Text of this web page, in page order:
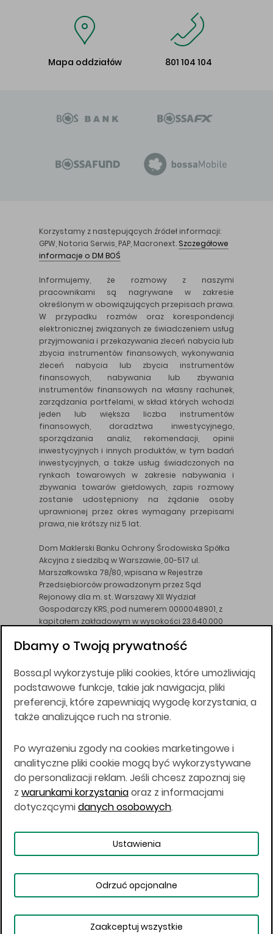
Mapa oddziałów 801 104 104
Korzystamy z następujących źródeł informacji:
GPW, Notoria Serwis, PAP, Macronext. Szczegółowe
informacje o DM BOŚ
Informujemy, że rozmowy z naszymi
pracownikami są nagrywane w zakresie
określonym w obowiązujących przepisach prawa.
W przypadku rozmów oraz korespondencji
elektronicznej związanych ze świadczeniem usług
przyjmowania i przekazywania zleceń nabycia lub
zbycia instrumentów finansowych, wykonywania
zleceń nabycia lub zbycia instrumentów
finansowych, nabywania lub zbywania
instrumentów finansowych na własny rachunek,
zarządzania portfelami, w skład których wchodzi
jeden lub większa liczba instrumentów
finansowych, doradztwa inwestycyjnego,
sporządzania analiz, rekomendacji, opinii
inwestycyjnych i innych produktów, w tym badań
inwestycyjnych, a także usług świadczonych na
rynkach towarowych w zakresie nabywania i
zbywania towarów giełdowych, zapis rozmowy
zostanie udostępniony na żądanie osoby
uprawnionej przez okres wymagany przepisami
prawa, nie krótszy niż 5 lat.
Dom Maklerski Banku Ochrony Środowiska Spółka
Akcyjna z siedzibą w Warszawie, 00-517 ul.
Marszałkowska 78/80, wpisana w Rejestrze
Przedsiębiorców prowadzonym przez Sąd
Rejonowy dla m. st. Warszawy XII Wydział
Gospodarczy KRS, pod numerem 0000048901, z
kapitałem zakładowym w wysokości 23.640.000
DM BOŚ działa na podstawie zezwolenia KNF z dnia
Wszelkie informacje na niniejszej stronie w tym
informacje o produktach inwestycyjnych nie są
kierowane do osób mających miejsce
zamieszkania lub pobytu w Stanach
Japonii, ani w dowolnej innej jurysdykcji, w której
taki materiał byłby sprzeczny z prawem lub w
których zgodne z prawem nabycie produktów
inwestycyjnych nie jest możliwe lub w której nie
jest możliwe złożenie oferty. Prawa obowiązujące
w danej jurysdykcji określają, czy jest możliwe
nabycie poszczególnych produktów
Copyright © 2026 BOŚ | BOSSA.PL
Warunki korzystania
Dane osobowe
Dbamy o Twoją prywatność
Bossa.pl wykorzystuje pliki cookies, które umożliwiają
podstawowe funkcje, takie jak nawigacja, pliki
preferencji, które zapewniają wygodę korzystania, a
także analizujące ruch na stronie.
Po wyrażeniu zgody na cookies marketingowe i
analityczne pliki cookie mogą być wykorzystywane
do personalizacji reklam. Jeśli chcesz zapoznaj się
z warunkami korzystaniaoraz z informacjami
dotyczącymidanych osobowych.
Ustawienia
Odrzuć opcjonalne
Zaakceptuj wszystkie